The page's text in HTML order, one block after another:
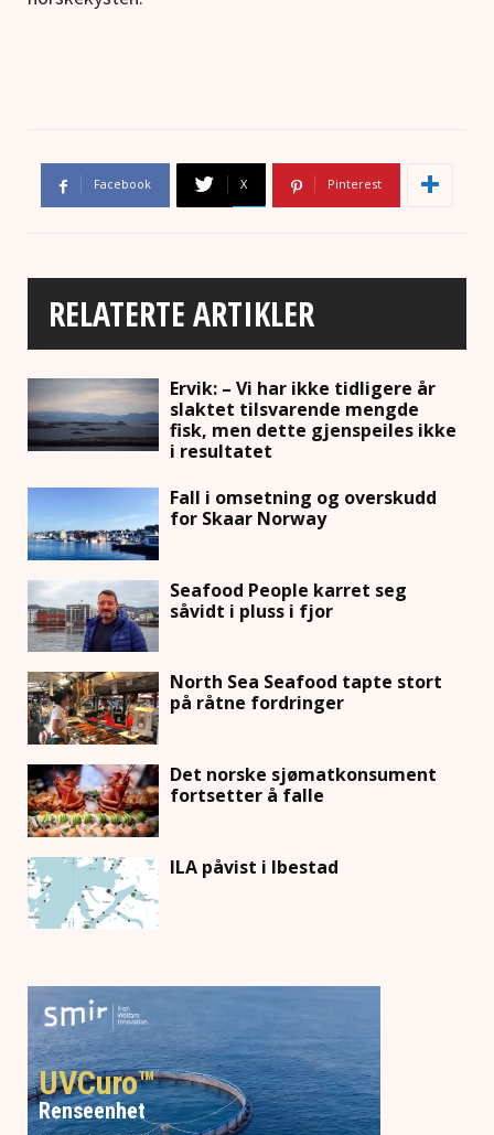
Facebook X Pinterest
RELATERTE ARTIKLER
Ervik: – Vi har ikke tidligere år
slaktet tilsvarende mengde
fisk, men dette gjenspeiles ikke
i resultatet
Fall i omsetning og overskudd
for Skaar Norway
Seafood People karret seg
såvidt i pluss i fjor
North Sea Seafood tapte stort
på råtne fordringer
Det norske sjømatkonsument
fortsetter å falle
ILA påvist i Ibestad